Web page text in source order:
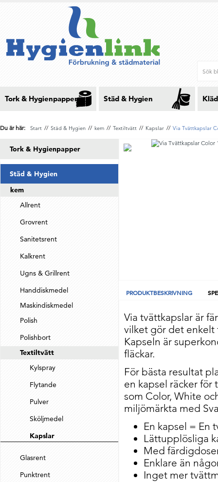
Tork & Hygienpapper Städ & Hygien
Du är här: Start // Städ & Hygien // kem // Textiltvätt // Kapslar // Via Tvättkapslar
Tork & Hygienpapper
Städ & Hygien
kem
Allrent
Grovrent
Sanitetsrent
Kalkrent
Ugns & Grillrent
Handdiskmedel
Maskindiskmedel
Polish
Polishbort
Textiltvätt
Kylspray
Flytande
Pulver
Sköljmedel
Kapslar
Glasrent
Punktrent
PRODUKTBESKRIVNING
Via tvättkapslar är
vilket gör det enkelt
Kapseln är
fläckar.
För bästa resultat
en kapsel räcker för
som Color, White
miljömärkta med
En kapsel = En
Lättupplösliga
Med
Enklare än
Inget mer